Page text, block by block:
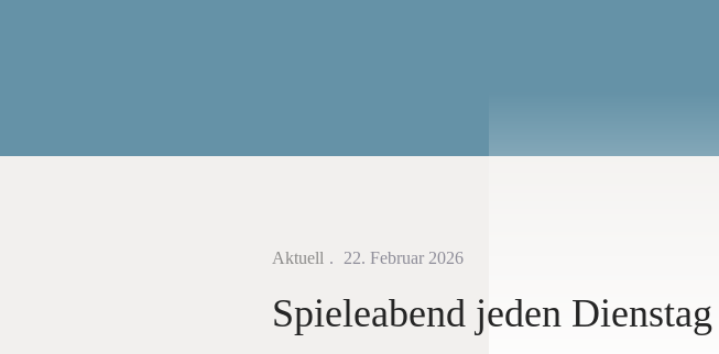
Aktuell 22. Februar 2026
Spieleabend jeden